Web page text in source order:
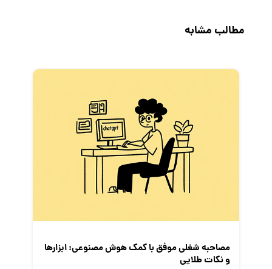
رزومه
فریلنسر
گزارش‌های آماری
معرفی شرکت ها
معرفی متخصصان منابع انسانی
مطالب مشابه
مصاحبه شغلی موفق با کمک هوش مصنوعی: ابزار‌ها
و نکات طلایی